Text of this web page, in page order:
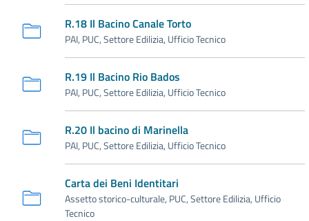
R.18 Il Bacino Canale Torto
PAI, PUC, Settore Edilizia, Ufficio Tecnico
R.19 Il Bacino Rio Bados
PAI, PUC, Settore Edilizia, Ufficio Tecnico
R.20 Il bacino di Marinella
PAI, PUC, Settore Edilizia, Ufficio Tecnico
Carta dei Beni Identitari
Assetto storico-culturale, PUC, Settore Edilizia, Ufficio
Tecnico